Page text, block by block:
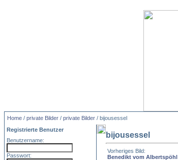
Home / private Bilder / private Bilder / bijousessel
Registrierte Benutzer
Benutzername:
Passwort:
bijousessel
Vorheriges Bild:
Benedikt vom Albertspöhl